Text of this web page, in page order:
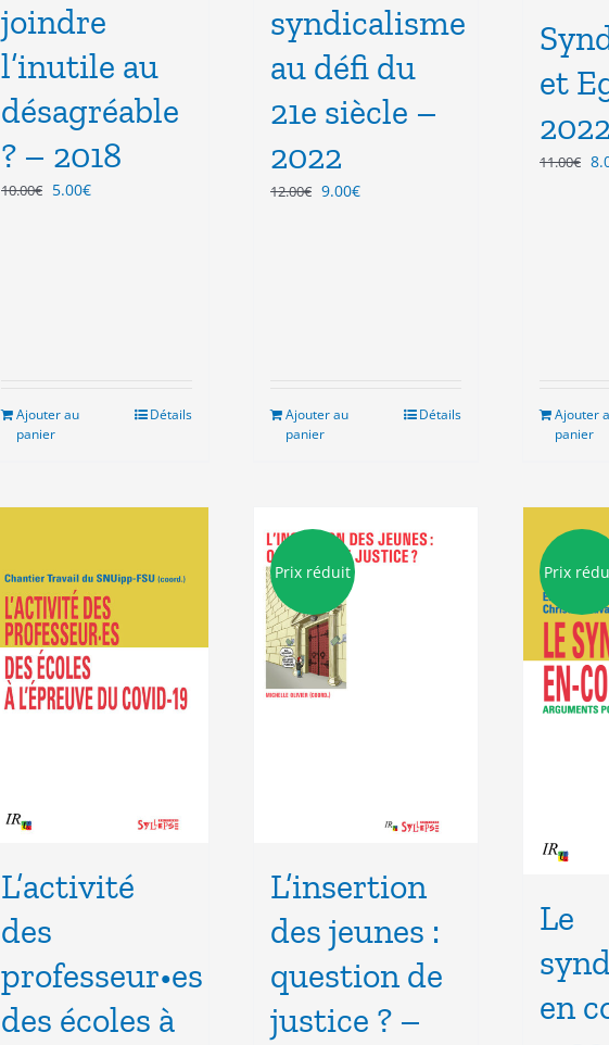
joindre
l’inutile au
désagréable
? – 2018
10.00€ Le
5.00€Le
Ajouter au
panier
Détails
syndicalisme
au défi du
21e siècle –
2022
12.00€ Le
9.00€Le
Ajouter au
panier
Détails
et
2022
11.00€ Le
Ajouter
panier
L’activité
des
professeur•es
des écoles à
Prix réduit
L’insertion
des jeunes :
question de
justice ? –
Prix
Le
en